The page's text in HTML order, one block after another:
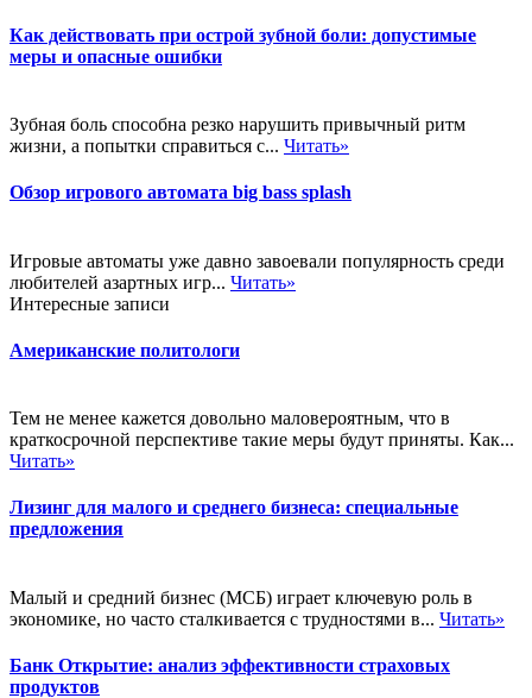
Как действовать при острой зубной боли: допустимые
меры и опасные ошибки
Зубная боль способна резко нарушить привычный ритм
жизни, а попытки справиться с... Читать»
Обзор игрового автомата big bass splash
Игровые автоматы уже давно завоевали популярность среди
любителей азартных игр... Читать»
Интересные записи
Американские политологи
Тем не менее кажется довольно маловероятным, что в
краткосрочной перспективе такие меры будут приняты. Как...
Читать»
Лизинг для малого и среднего бизнеса: специальные
предложения
Малый и средний бизнес (МСБ) играет ключевую роль в
экономике, но часто сталкивается с трудностями в... Читать»
Банк Открытие: анализ эффективности страховых
продуктов